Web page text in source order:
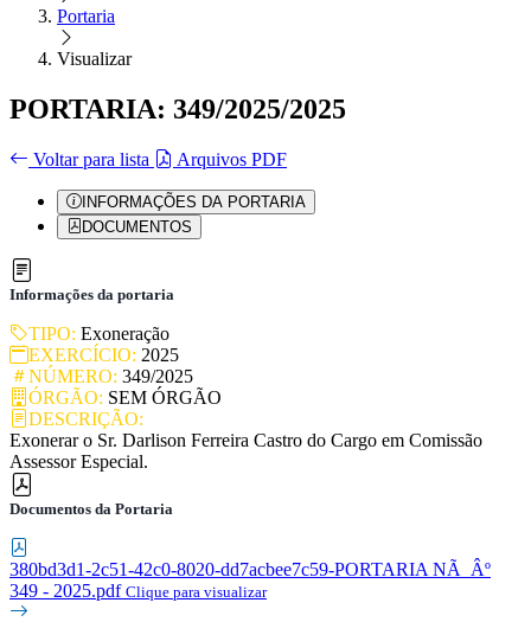
Portaria
Visualizar
PORTARIA: 349/2025/2025
Voltar para lista Arquivos PDF
INFORMAÇÕES DA PORTARIA
DOCUMENTOS
Informações da portaria
TIPO: Exoneração
EXERCÍCIO: 2025
NÚMERO: 349/2025
ÓRGÃO: SEM ÓRGÃO
DESCRIÇÃO:
Exonerar o Sr. Darlison Ferreira Castro do Cargo em Comissão
Assessor Especial.
Documentos da Portaria
380bd3d1-2c51-42c0-8020-dd7acbee7c59-PORTARIA NÃ_Âº
349 - 2025.pdf Clique para visualizar